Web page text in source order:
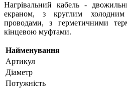
Нагрівальний кабель -
екраном, з круглим
проводами, з герметичними
кінцевою муфтами.
Найменування
Артикул
Діаметр
Потужність